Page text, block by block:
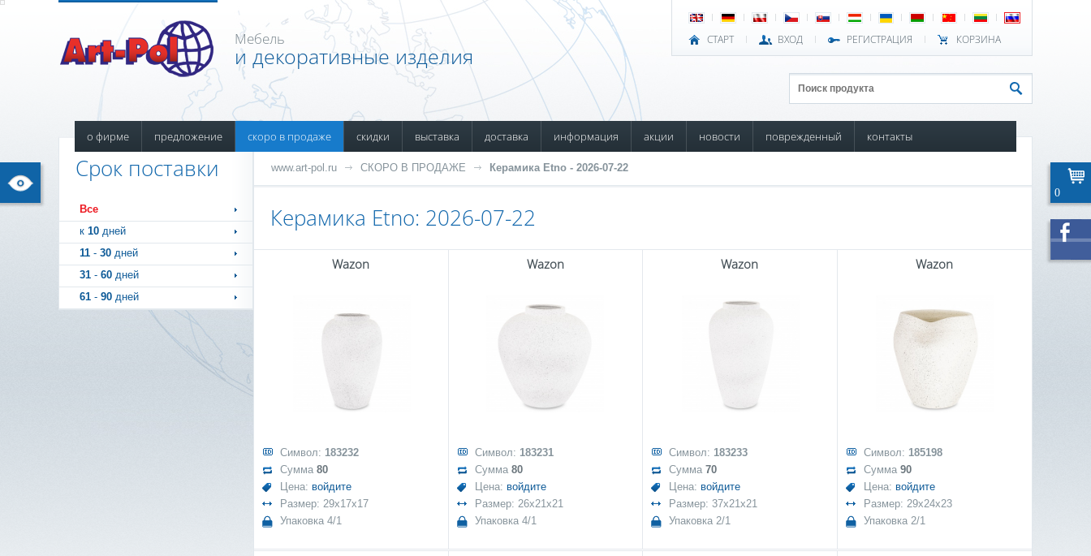
СТАРТ ВХОД РЕГИСТРАЦИЯ КОРЗИНА
Мебель
и декоративные изделия
о фирме предложение скоро в продаже скидки выставка доставка информация акции новости поврежденный контакты
Срок поставки
Все
к 10 дней
11 - 30 дней
31 - 60 дней
61 - 90 дней
www.art-pol.ru СКОРО В ПРОДАЖЕ Керамика Etno - 2026-07-22
Керамика Etno: 2026-07-22
Wazon
Символ: 183232
Сумма 80
Цена: войдите
Размер: 29x17x17
Упаковка 4/1
Wazon
Символ: 183231
Сумма 80
Цена: войдите
Размер: 26x21x21
Упаковка 4/1
Wazon
Символ: 183233
Сумма 70
Цена: войдите
Размер: 37x21x21
Упаковка 2/1
Wazon
Символ: 185198
Сумма 90
Цена: войдите
Размер: 29x24x23
Упаковка 2/1
0